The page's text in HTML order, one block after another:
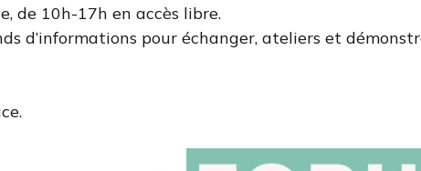
de 10h-17h en accès libre.
d’informations pour échanger, ateliers et